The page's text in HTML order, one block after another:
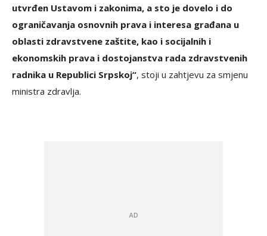
utvrđen Ustavom i zakonima, a sto je dovelo i do
ograničavanja osnovnih prava i interesa građana u
oblasti zdravstvene zaštite, kao i socijalnih i
ekonomskih prava i dostojanstva rada zdravstvenih
radnika u Republici Srpskoj“, stoji u zahtjevu za smjenu
ministra zdravlja.